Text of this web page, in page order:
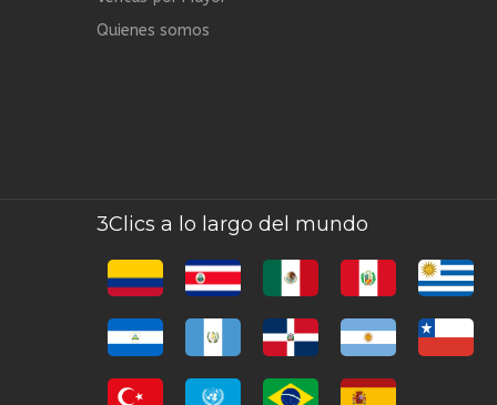
Quienes somos
3Clics a lo largo del mundo